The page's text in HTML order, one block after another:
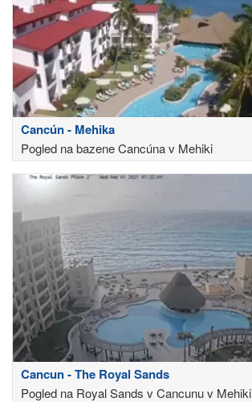
Cancún - Mehika
Pogled na bazene Cancúna v Mehiki
Cancun - The Royal Sands
Pogled na Royal Sands v Cancunu v Mehiki